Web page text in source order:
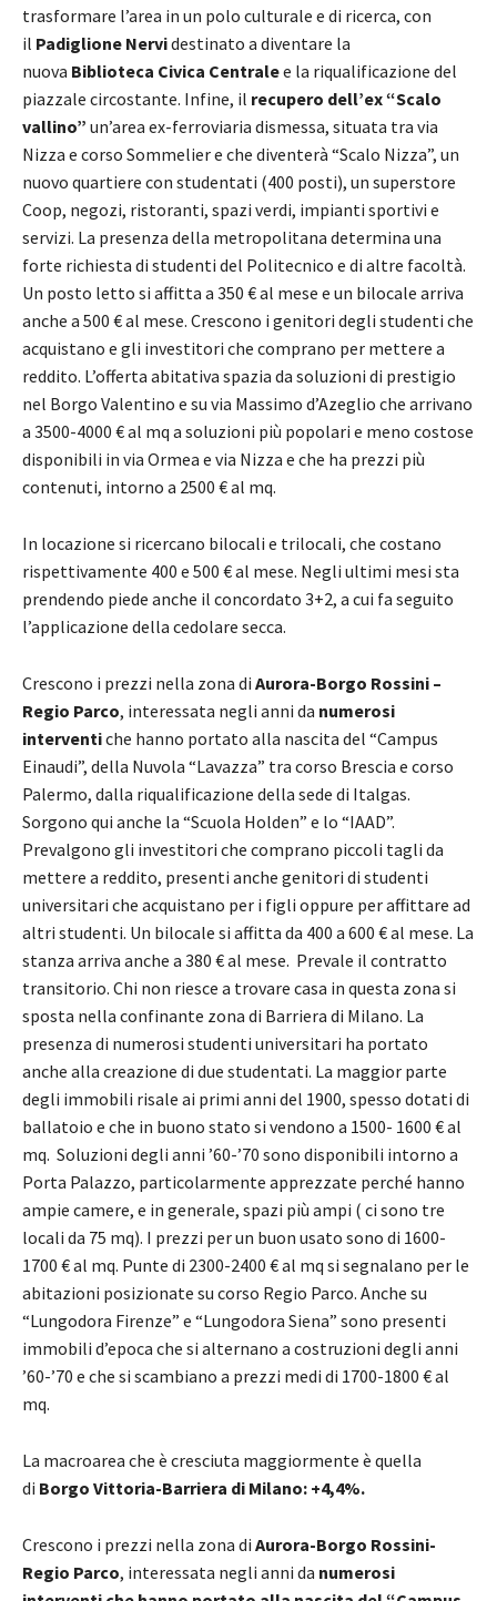
trasformare l’area in un polo culturale e di ricerca, con
il Padiglione Nervidestinato a diventare la
nuova Biblioteca Civica Centralee la riqualificazione del
piazzale circostante. Infine, il recupero dell’ex “Scalo
vallino” un’area ex-ferroviaria dismessa, situata tra via
Nizza e corso Sommelier e che diventerà “Scalo Nizza”, un
nuovo quartiere con studentati (400 posti), un superstore
Coop, negozi, ristoranti, spazi verdi, impianti sportivi e
servizi. La presenza della metropolitana determina una
forte richiesta di studenti del Politecnico e di altre facoltà.
Un posto letto si affitta a 350 € al mese e un bilocale arriva
anche a 500 € al mese. Crescono i genitori degli studenti che
acquistano e gli investitori che comprano per mettere a
reddito. L’offerta abitativa spazia da soluzioni di prestigio
nel Borgo Valentino e su via Massimo d’Azeglio che arrivano
a 3500-4000 € al mq a soluzioni più popolari e meno costose
disponibili in via Ormea e via Nizza e che ha prezzi più
contenuti, intorno a 2500 € al mq.
In locazione si ricercano bilocali e trilocali, che costano
rispettivamente 400 e 500 € al mese. Negli ultimi mesi sta
prendendo piede anche il concordato 3+2, a cui fa seguito
l’applicazione della cedolare secca.
Crescono i prezzi nella zona di Aurora-Borgo Rossini –
Regio Parco, interessata negli anni da numerosi
interventiche hanno portato alla nascita del “Campus
Einaudi”, della Nuvola “Lavazza” tra corso Brescia e corso
Palermo, dalla riqualificazione della sede di Italgas.
Sorgono qui anche la “Scuola Holden” e lo “IAAD”.
Prevalgono gli investitori che comprano piccoli tagli da
mettere a reddito, presenti anche genitori di studenti
universitari che acquistano per i figli oppure per affittare ad
altri studenti. Un bilocale si affitta da 400 a 600 € al mese. La
stanza arriva anche a 380 € al mese. Prevale il contratto
transitorio. Chi non riesce a trovare casa in questa zona si
sposta nella confinante zona di Barriera di Milano. La
presenza di numerosi studenti universitari ha portato
anche alla creazione di due studentati. La maggior parte
degli immobili risale ai primi anni del 1900, spesso dotati di
ballatoio e che in buono stato si vendono a 1500- 1600 € al
mq. Soluzioni degli anni ’60-’70 sono disponibili intorno a
Porta Palazzo, particolarmente apprezzate perché hanno
ampie camere, e in generale, spazi più ampi ( ci sono tre
locali da 75 mq). I prezzi per un buon usato sono di 1600-
1700 € al mq. Punte di 2300-2400 € al mq si segnalano per le
abitazioni posizionate su corso Regio Parco. Anche su
“Lungodora Firenze” e “Lungodora Siena” sono presenti
immobili d’epoca che si alternano a costruzioni degli anni
’60-’70 e che si scambiano a prezzi medi di 1700-1800 € al
mq.
La macroarea che è cresciuta maggiormente è quella
di Borgo Vittoria-Barriera di Milano: +4,4%.
Crescono i prezzi nella zona di Aurora-Borgo Rossini-
Regio Parco, interessata negli anni da numerosi